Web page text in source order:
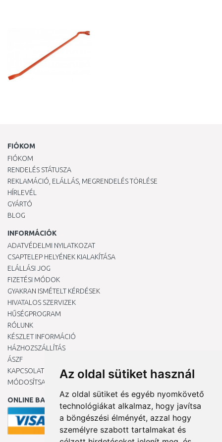
Az oldal sütiket használ
Az oldal sütiket és egyéb nyomkövető
technológiákat alkalmaz, hogy javítsa
a böngészési élményét, azzal hogy
személyre szabott tartalmakat és
FIÓKOM
FIÓKOM
RENDELÉS STÁTUSZA
REKLAMÁCIÓ, ELÁLLÁS, MEGRENDELÉS TÖRLÉSE
HÍRLEVÉL
GYÁRTÓ
BLOG
INFORMÁCIÓK
ADATVÉDELMI NYILATKOZAT
CSAPTELEP HELYÉNEK KIALAKÍTÁSA
ELÁLLÁSI JOG
FIZETÉSI MÓDOK
GYAKRAN ISMÉTELT KÉRDÉSEK
HIVATALOS SZERVIZEK
HŰSÉGPROGRAM
RÓLUNK
KÉSZLET INFORMÁCIÓ
HÁZHOZSZÁLLÍTÁS
ÁSZF
KAPCSOLAT
MÓDOSÍTSA A COOKIE-BEÁLLÍTÁSAIMAT
ONLINE BANKKÁRTYÁVAL